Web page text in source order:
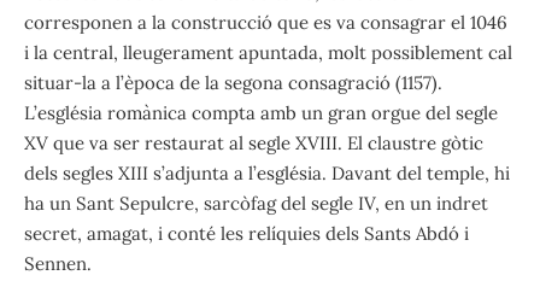
corresponen a la construcció que es va consagrar el 1046
i la central, lleugerament apuntada, molt possiblement cal
situar-la a l’època de la segona consagració (1157).
L’església romànica compta amb un gran orgue del segle
XV que va ser restaurat al segle XVIII. El claustre gòtic
dels segles XIII s’adjunta a l’església. Davant del temple, hi
ha un Sant Sepulcre, sarcòfag del segle IV, en un indret
secret, amagat, i conté les relíquies dels Sants Abdó i
Sennen.